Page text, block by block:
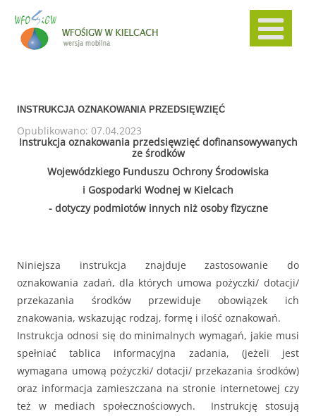
INSTRUKCJA OZNAKOWANIA PRZEDSIĘWZIĘĆ
Opublikowano: 07.04.2023
Instrukcja oznakowania przedsięwzięć dofinansowywanych
ze środków
Wojewódzkiego Funduszu Ochrony Środowiska
i Gospodarki Wodnej w Kielcach
- dotyczy podmiotów innych niż osoby fizyczne
Niniejsza instrukcja znajduje zastosowanie do
oznakowania zadań, dla których umowa pożyczki/ dotacji/
przekazania środków przewiduje obowiązek ich
znakowania, wskazując rodzaj, formę i ilość oznakowań.
Instrukcja odnosi się do minimalnych wymagań, jakie musi
spełniać tablica informacyjna zadania, (jeżeli jest
wymagana umową pożyczki/ dotacji/ przekazania środków)
oraz informacja zamieszczana na stronie internetowej czy
też w mediach społecznościowych. Instrukcję stosują